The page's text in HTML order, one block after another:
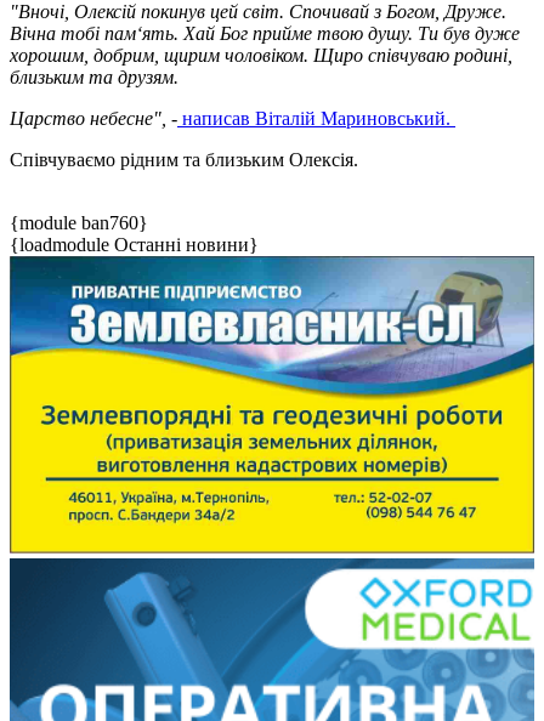
"Вночі, Олексій покинув цей світ. Спочивай з Богом, Друже.
Вічна тобі пам‘ять. Хай Бог прийме твою душу. Ти був дуже
хорошим, добрим, щирим чоловіком. Щиро співчуваю родині,
близьким та друзям.
Царство небесне", - написав Віталій Мариновський.
Співчуваємо рідним та близьким Олексія.
{module ban760}
{loadmodule Останні новини}